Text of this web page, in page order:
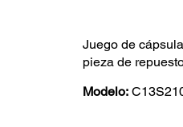
Juego de
pieza de
Modelo: